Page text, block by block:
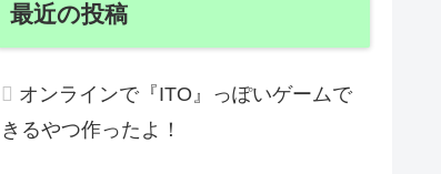
最近の投稿
オンラインで『ITO』っぽいゲームで
きるやつ作ったよ！